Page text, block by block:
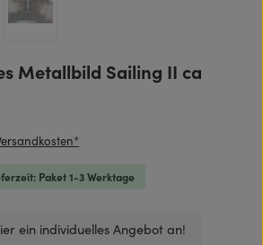
Metallbild Sailing II ca
Paket 1-3 Werktage
ein individuelles Angebot an!